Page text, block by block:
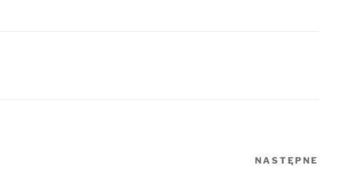
NASTĘPNE